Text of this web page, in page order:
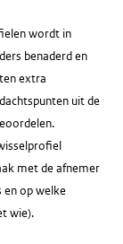
wordt in
benaderd en
extra
uit de
met de afnemer
en op welke
wie).